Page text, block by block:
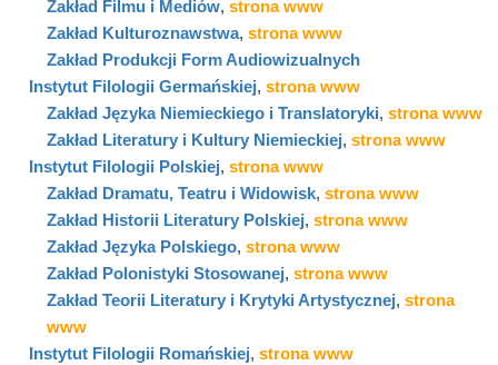
Zakład Filmu i Mediów, strona www
Zakład Kulturoznawstwa, strona www
Zakład Produkcji Form Audiowizualnych
Instytut Filologii Germańskiej, strona www
Zakład Języka Niemieckiego i Translatoryki, strona www
Zakład Literatury i Kultury Niemieckiej, strona www
Instytut Filologii Polskiej, strona www
Zakład Dramatu, Teatru i Widowisk, strona www
Zakład Historii Literatury Polskiej, strona www
Zakład Języka Polskiego, strona www
Zakład Polonistyki Stosowanej, strona www
Zakład Teorii Literatury i Krytyki Artystycznej, strona
www
Instytut Filologii Romańskiej, strona www